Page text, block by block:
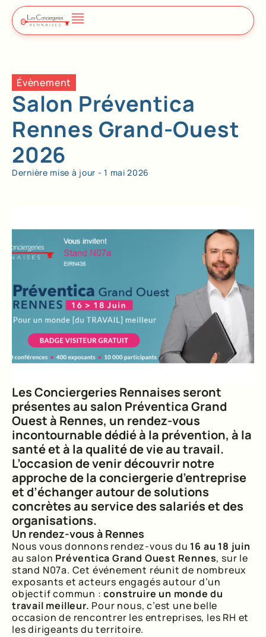
Évènement
Salon Préventica
Rennes Grand-Ouest
2026
Dernière mise à jour -1 mai 2026
Les Conciergeries Rennaises seront
présentes au salon Préventica Grand
Ouest à Rennes, un rendez-vous
incontournable dédié à la prévention, à la
santé et à la qualité de vie au travail.
L’occasion de venir découvrir notre
approche de la conciergerie d’entreprise
et d’échanger autour de solutions
concrètes au service des salariés et des
organisations.
Un rendez-vous à Rennes
Nous vous donnons rendez-vous du 16 au 18 juin
au salon Préventica Grand Ouest Rennes, sur le
stand N07a. Cet événement réunit de nombreux
exposants et acteurs engagés autour d’un
objectif commun :construire un monde du
travail meilleur. Pour nous, c’est une belle
occasion de rencontrer les entreprises, les RH et
les dirigeants du territoire.